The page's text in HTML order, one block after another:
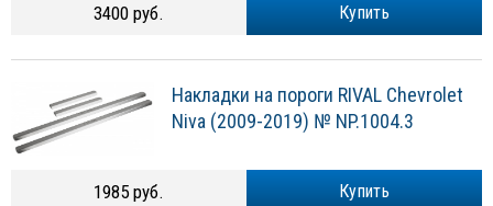
Купить
3400 руб.
Накладки на пороги RIVAL Chevrolet
Niva (2009-2019) № NP.1004.3
Купить
1985 руб.